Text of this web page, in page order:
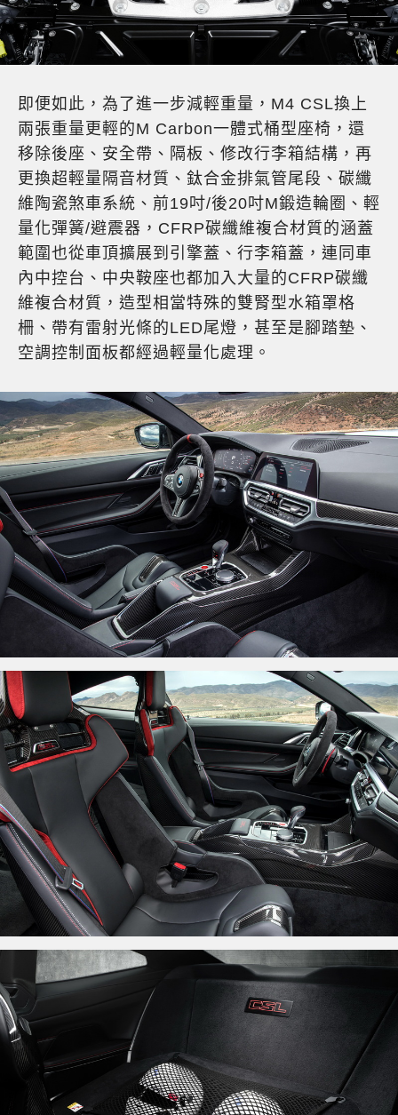
即便如此，為了進一步減輕重量，M4 CSL換上
兩張重量更輕的M Carbon一體式桶型座椅，還
移除後座、安全帶、隔板、修改行李箱結構，再
更換超輕量隔音材質、鈦合金排氣管尾段、碳纖
維陶瓷煞車系統、前19吋/後20吋M鍛造輪圈、輕
量化彈簧/避震器，CFRP碳纖維複合材質的涵蓋
範圍也從車頂擴展到引擎蓋、行李箱蓋，連同車
內中控台、中央鞍座也都加入大量的CFRP碳纖
維複合材質，造型相當特殊的雙腎型水箱罩格
柵、帶有雷射光條的LED尾燈，甚至是腳踏墊、
空調控制面板都經過輕量化處理。